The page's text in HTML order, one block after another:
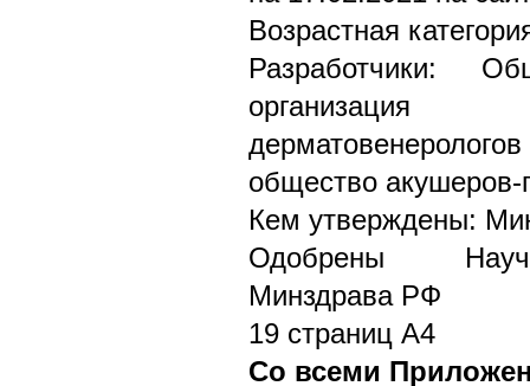
Возрастная
Разработчики:
организация
общество акушеров-
Кем утверждены:
Одобрены
Минздрава РФ
19 страниц А4
Со всеми